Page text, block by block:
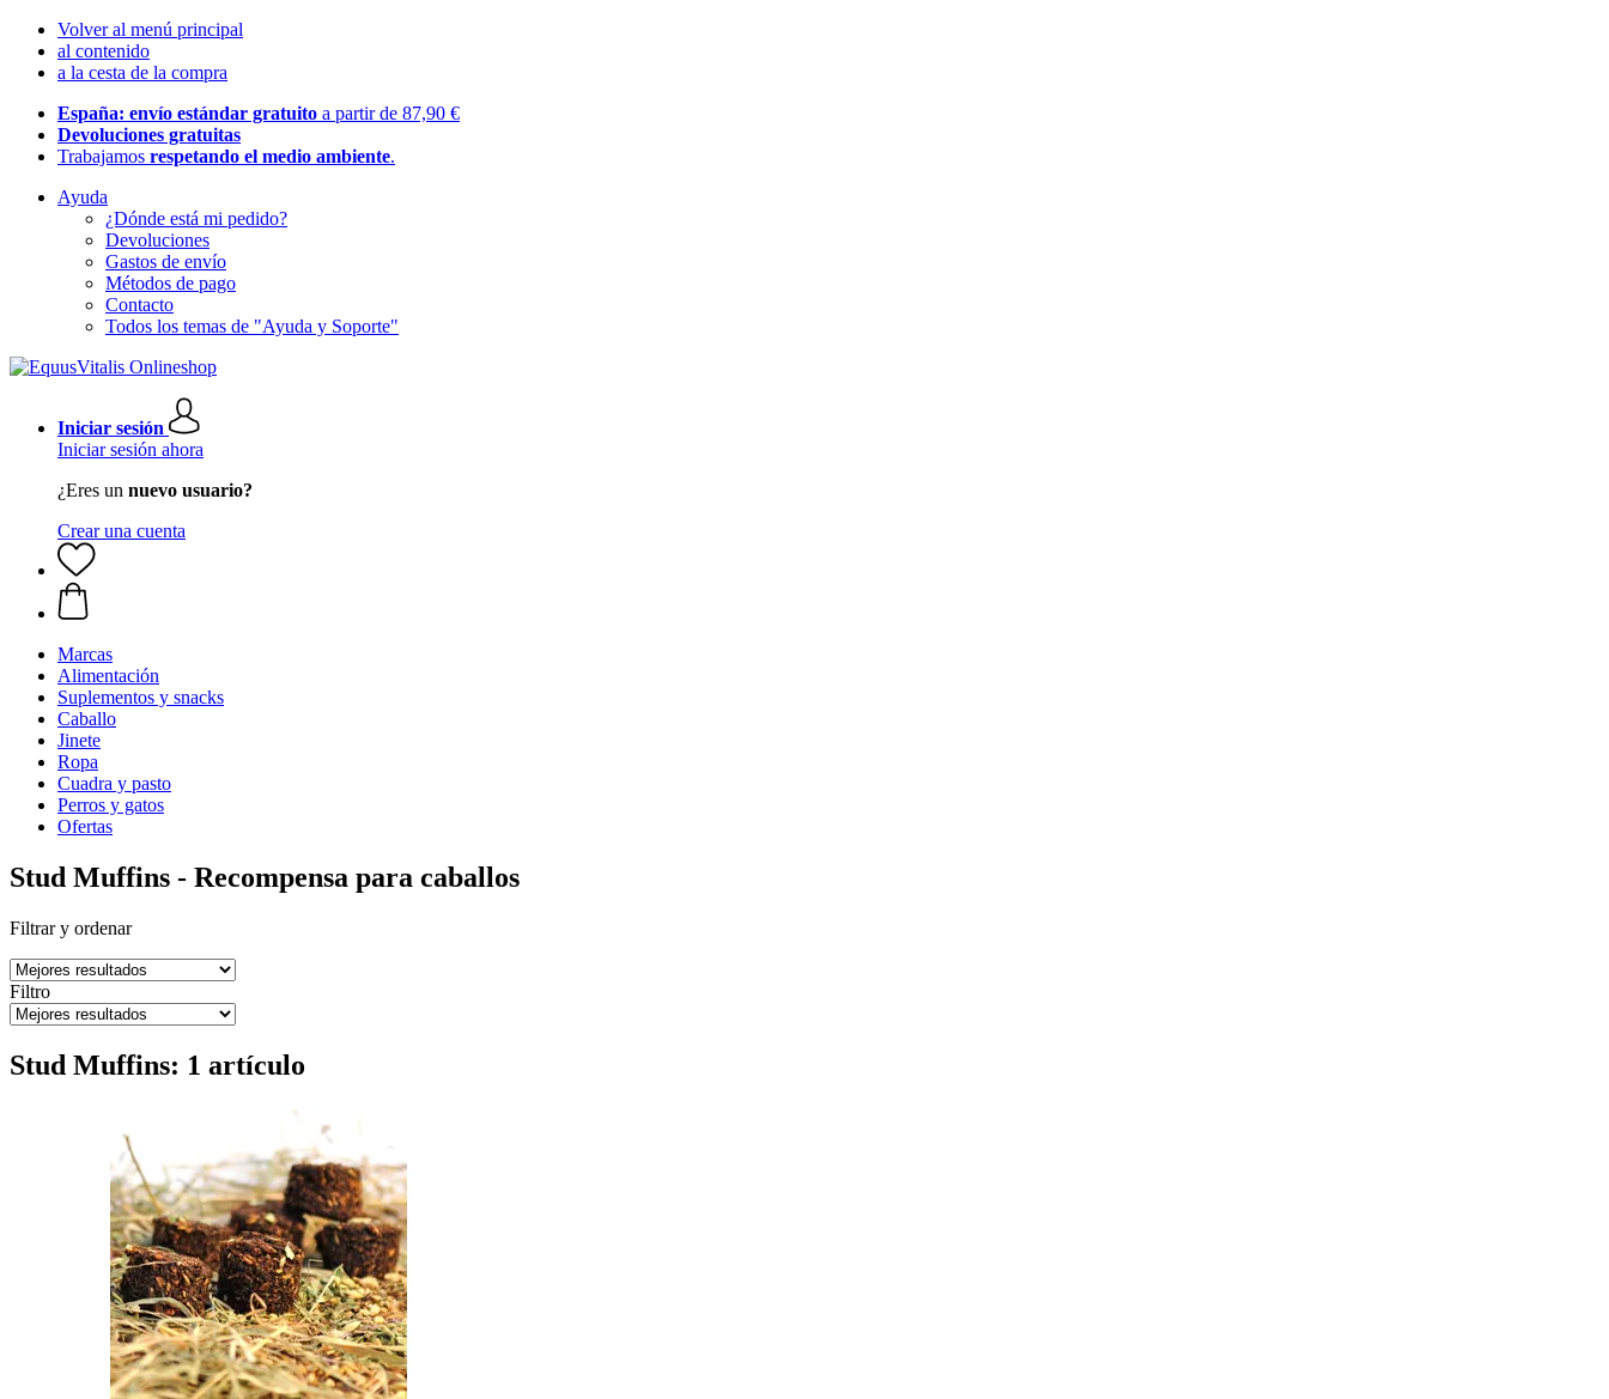
Volver al menú principal
al contenido
a la cesta de la compra
España: envío estándar gratuito a partir de 87,90 €
Devoluciones gratuitas
Trabajamos respetando el medio ambiente.
Ayuda
¿Dónde está mi pedido?
Devoluciones
Gastos de envío
Métodos de pago
Contacto
Todos los temas de "Ayuda y Soporte"
Iniciar sesión
Iniciar sesión ahora
¿Eres un nuevo usuario?
Crear una cuenta
Marcas
Alimentación
Suplementos y snacks
Caballo
Jinete
Ropa
Cuadra y pasto
Perros y gatos
Ofertas
Stud Muffins - Recompensa para caballos
Filtrar y ordenar
Filtro
Stud Muffins: 1 artículo